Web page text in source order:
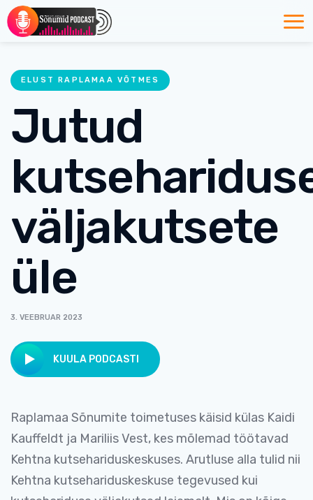
ELUST RAPLAMAA VÕTMES
Jutud
väljakutsete
üle
3. VEEBRUAR 2023
KUULA PODCASTI
Raplamaa Sõnumite toimetuses käisid külas Kaidi
Kauffeldt ja Mariliis Vest, kes mõlemad töötavad
Kehtna kutsehariduskeskuses. Arutluse alla tulid nii
Kehtna kutsehariduskeskuse tegevused kui